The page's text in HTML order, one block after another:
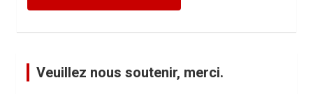
Veuillez nous soutenir, merci.